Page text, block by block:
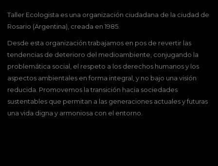
Taller Ecologista es una organización ciudadana de la ciudad de
Rosario (Argentina), creada en 1985.
Desde esta organización trabajamos en pos de revertir las
tendencias de deterioro del medioambiente, conjugando la
problemática social, el respeto a los derechos humanos y los
aspectos ambientales en forma integral, y no bajo una visión
reducida. Promovemos la transición hacia sociedades
sustentables que permitan a las generaciones actuales y futuras
una vida digna y armoniosa con el entorno.